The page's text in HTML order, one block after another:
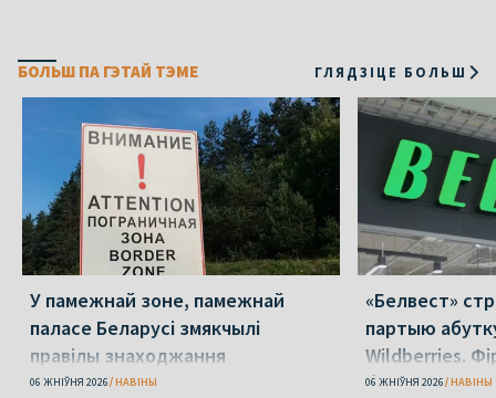
БОЛЬШ ПА ГЭТАЙ ТЭМЕ ГЛЯДЗІЦЕ БОЛЬШ
У памежнай зоне, памежнай
паласе Беларусі змякчылі
правілы знаходжання
06 ЖНІЎНЯ 2026 НАВІНЫ
«Белвест»
партыю
Wildberries.
банкрутавала
06 ЖНІЎНЯ 2026 НАВІНЫ